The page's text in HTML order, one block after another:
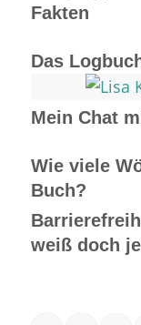
Fakten
Das
Mein Chat
Wie viele
Buch?
weiß doch